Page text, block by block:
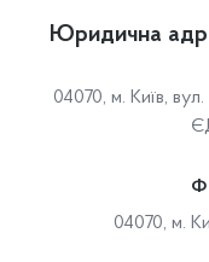
Юридична
04070, м. Київ,
04070, м.